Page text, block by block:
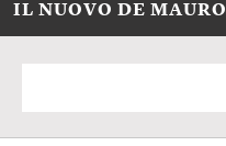
IL NUOVO DE MAURO